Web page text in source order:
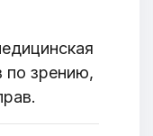
по зрению,